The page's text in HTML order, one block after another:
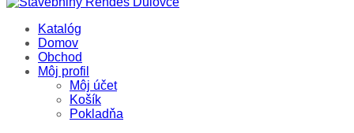
Katalóg
Domov
Obchod
Môj profil
Môj účet
Košík
Pokladňa